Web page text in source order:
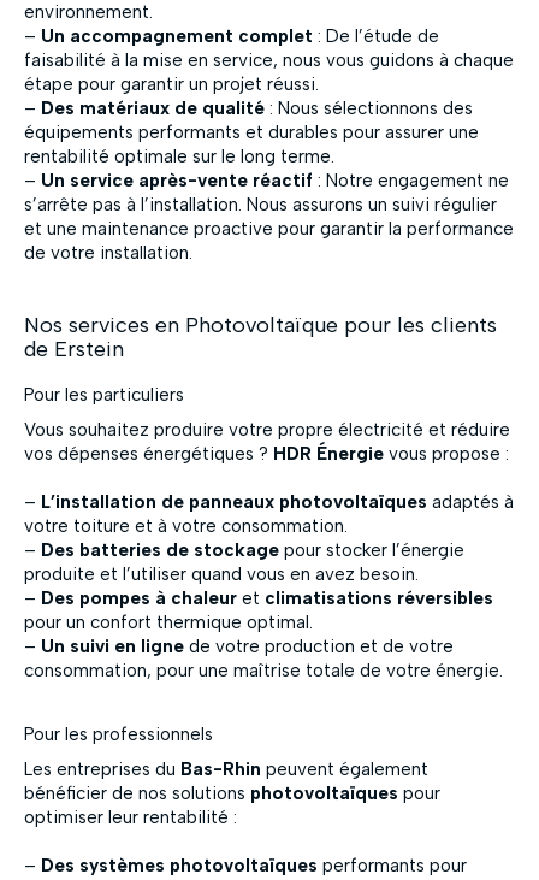
environnement.
– Un accompagnement complet : De l’étude de
faisabilité à la mise en service, nous vous guidons à chaque
étape pour garantir un projet réussi.
– Des matériaux de qualité : Nous sélectionnons des
équipements performants et durables pour assurer une
rentabilité optimale sur le long terme.
– Un service après-vente réactif : Notre engagement ne
s’arrête pas à l’installation. Nous assurons un suivi régulier
et une maintenance proactive pour garantir la performance
de votre installation.
Nos services en Photovoltaïque pour les clients
de Erstein
Pour les particuliers
Vous souhaitez produire votre propre électricité et réduire
vos dépenses énergétiques ? HDR Énergie vous propose :
– L’installation de panneaux photovoltaïques adaptés à
votre toiture et à votre consommation.
– Des batteries de stockage pour stocker l’énergie
produite et l’utiliser quand vous en avez besoin.
– Des pompes à chaleur et climatisations réversibles
pour un confort thermique optimal.
– Un suivi en ligne de votre production et de votre
consommation, pour une maîtrise totale de votre énergie.
Pour les professionnels
Les entreprises du Bas-Rhin peuvent également
bénéficier de nos solutions photovoltaïques pour
optimiser leur rentabilité :
– Des systèmes photovoltaïques performants pour